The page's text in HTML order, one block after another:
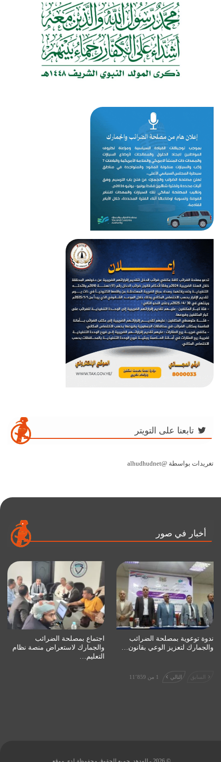
تابعنا على التويتر
تغريدات بواسطة @alhudhudnet
أخبار في صور
ندوة توعوية بمصلحة الضرائب
والجمارك لتعزيز الوعي بقانون…
اجتماع بمصلحة الضرائب
والجمارك لاستعراض منصة نظام
التعليم…
السابق التالي 1 من 11٬859